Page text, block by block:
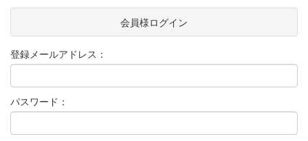
会員様ログイン
登録メールアドレス：
パスワード：